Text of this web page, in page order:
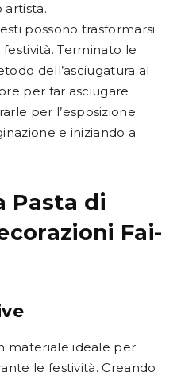
artista.
possono trasformarsi
Terminato le
dell’asciugatura al
per far asciugare
per l’esposizione.
e iniziando a
Pasta di
Fai-
materiale ideale per
le festività. Creando